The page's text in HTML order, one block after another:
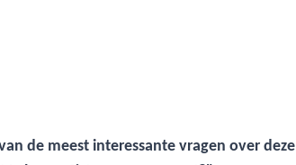
de meest interessante vragen over deze